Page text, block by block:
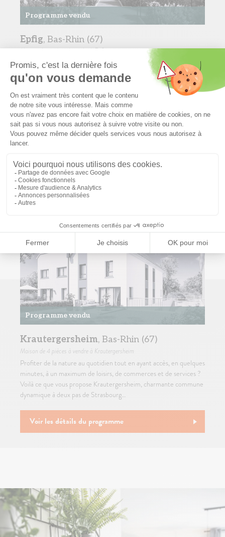
Programme vendu
Epfig, Bas-Rhin (67)
Maisonde 4 pièces à vendre à Epfig
Sur les douces pentes d’une colline pré-vosgienne, Epfig a les clés
du bonheur : une nature omniprésente et un maximum de
commodités et d’activités possibles au sein même de cette
commune recherchée ! Et quand on sait que les jolies villes de
Strasbourg, de Colmar et de Sélestat sont toutes proches, on ne
peut qu’être séduit…
Programme vendu
Krautergersheim, Bas-Rhin (67)
Maison de 4 pièces à vendre à Krautergersheim
Profiter de la nature au quotidien tout en ayant accès, en quelques
minutes, à un maximum de loisirs, de commerces et de services ?
Voilà ce que vous propose Krautergersheim, charmante commune
dynamique à deux pas de Strasbourg…
Voir les détails du programme